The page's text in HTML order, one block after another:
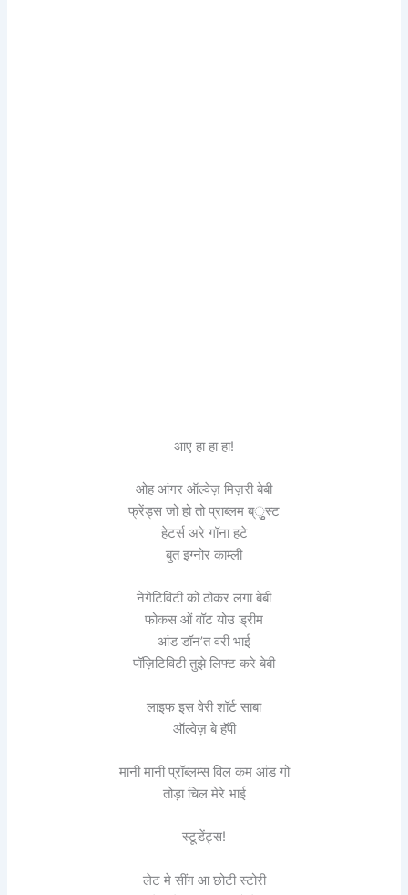
आए हा हा हा!
ओह आंगर ऑल्वेज़ मिज़री बेबी
फ्रेंड्स जो हो तो प्राब्लम ब्ृुस्ट
हेटर्स अरे गॉना हटे
बुत इग्नोर काम्ली
नेगेटिविटी को ठोकर लगा बेबी
फोकस ओं वॉट योउ ड्रीम
आंड डॉन’त वरी भाई
पॉज़िटिविटी तुझे लिफ्ट करे बेबी
लाइफ इस वेरी शॉर्ट साबा
ऑल्वेज़ बे हॅपी
मानी मानी प्रॉब्लम्स विल कम आंड गो
तोड़ा चिल मेरे भाई
स्टूडेंट्स!
लेट मे सींग आ छोटी स्टोरी